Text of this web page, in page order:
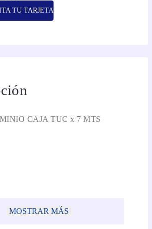
TU TARJETA
CAJA TUC x 7 MTS
MOSTRAR MÁS